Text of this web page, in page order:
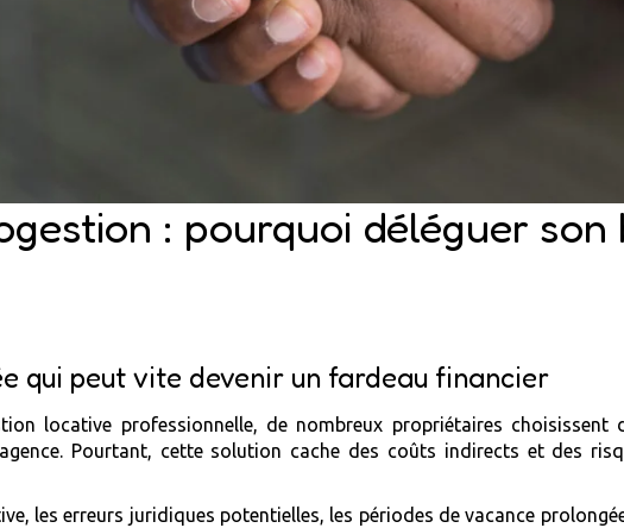
: pourquoi déléguer
qui peut vite devenir un fardeau financier
locative professionnelle, de nombreux propriétaires choisissent
Pourtant, cette solution cache des coûts indirects et des
les erreurs juridiques potentielles, les périodes de vacance